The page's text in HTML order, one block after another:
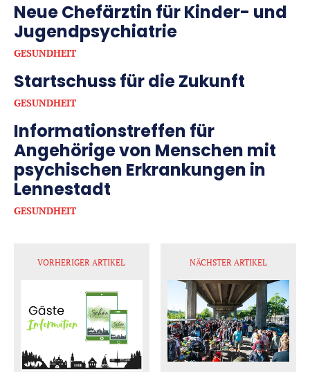
Neue Chefärztin für Kinder- und
Jugendpsychiatrie
GESUNDHEIT
Startschuss für die Zukunft
GESUNDHEIT
Informationstreffen für
Angehörige von Menschen mit
psychischen Erkrankungen in
Lennestadt
GESUNDHEIT
VORHERIGER ARTIKEL NÄCHSTER ARTIKEL